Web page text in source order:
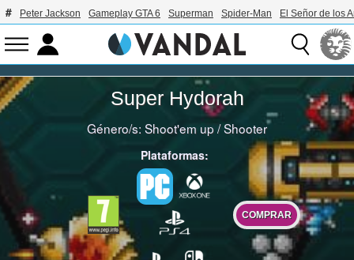
Peter Jackson Gameplay GTA 6 Superman Spider-Man El Señor de los
Super Hydorah
Género/s:Shoot'em up/Shooter
Plataformas:
COMPRAR